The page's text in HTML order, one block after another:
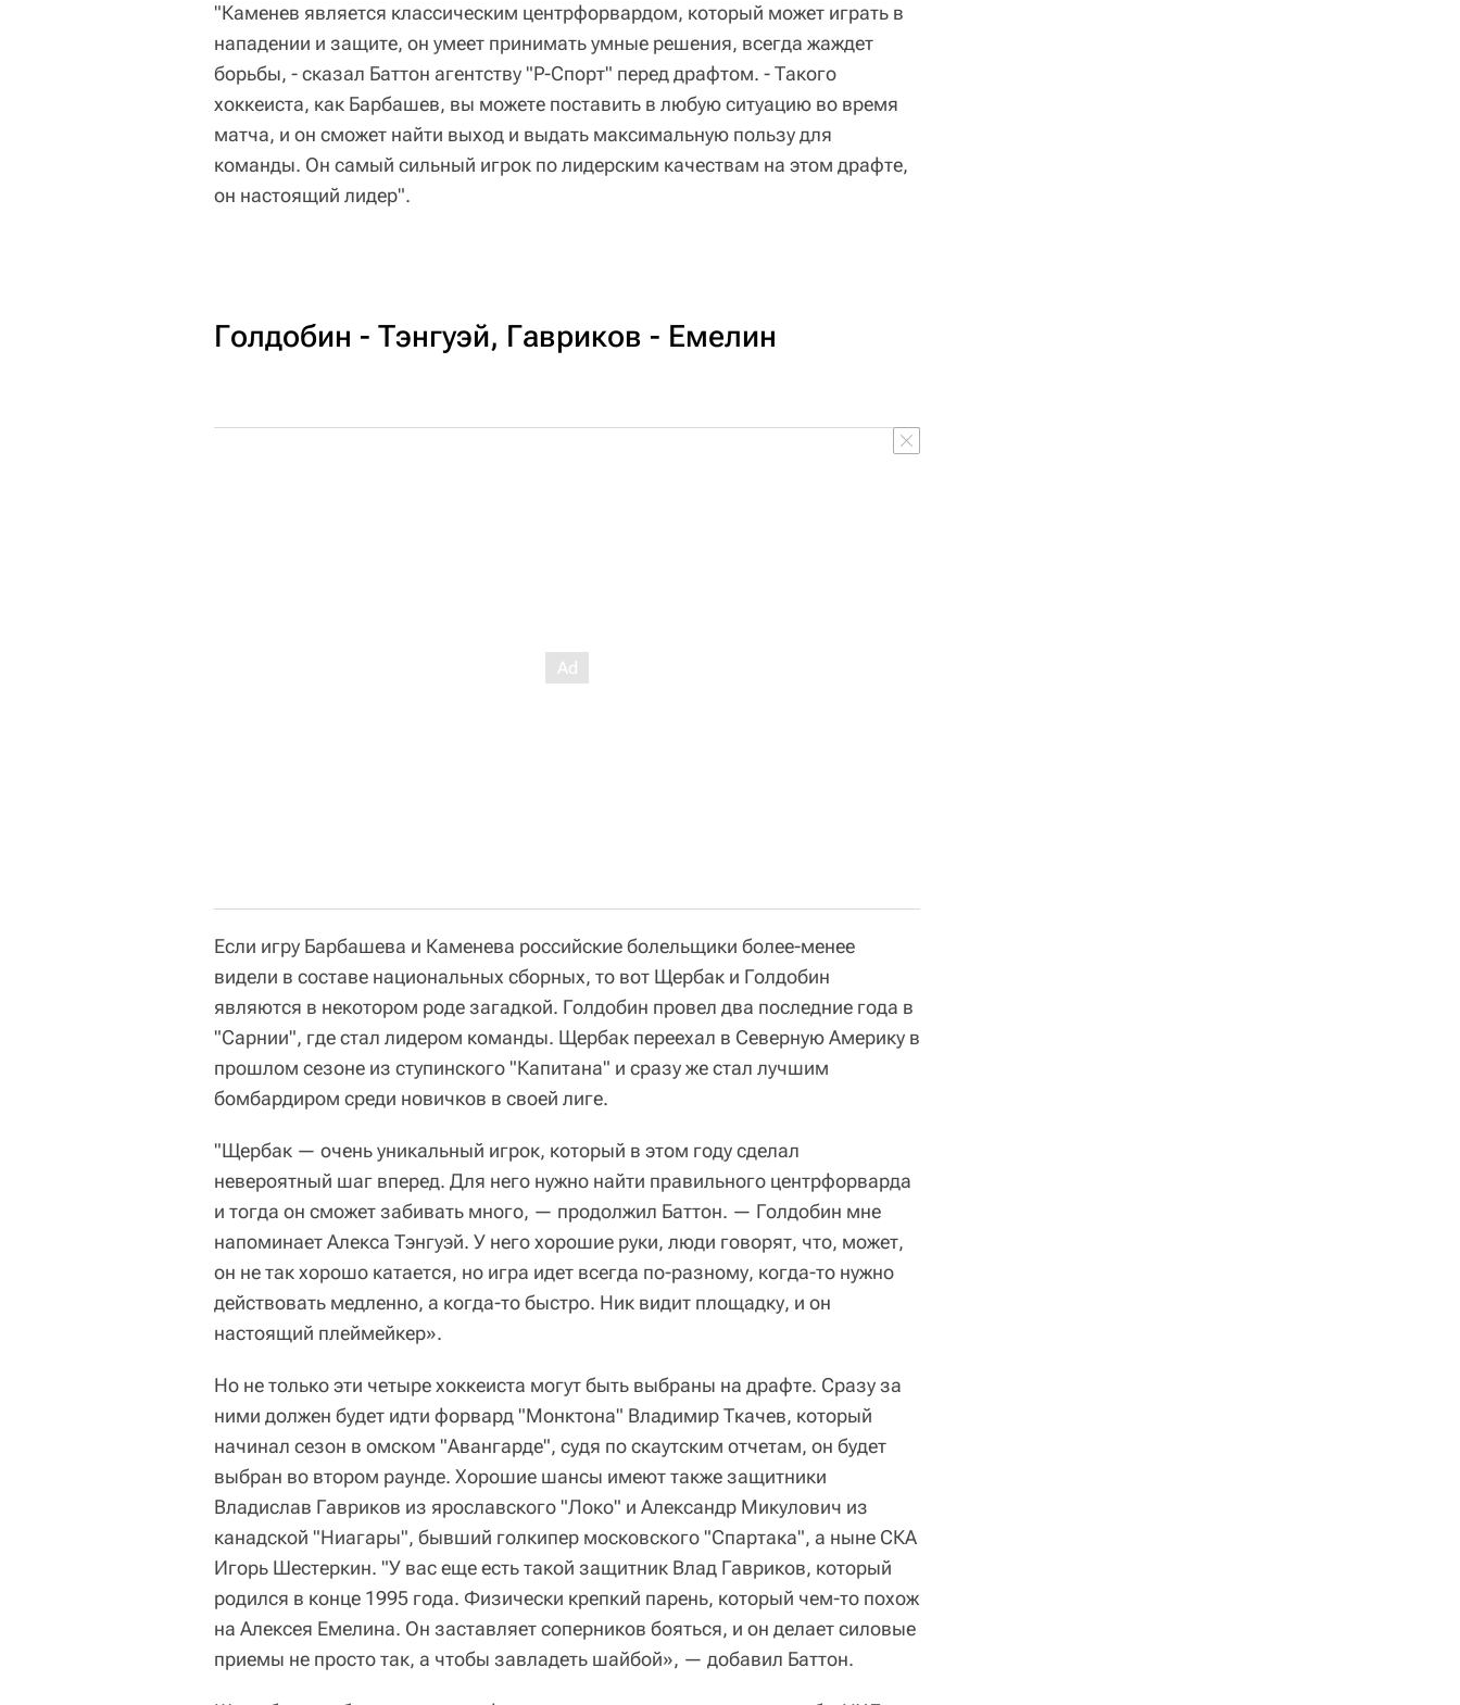
"Каменев является классическим центрфорвардом, который может играть в
нападении и защите, он умеет принимать умные решения, всегда жаждет
борьбы, - сказал Баттон агентству "Р-Спорт" перед драфтом. - Такого
хоккеиста, как Барбашев, вы можете поставить в любую ситуацию во время
матча, и он сможет найти выход и выдать максимальную пользу для
команды. Он самый сильный игрок по лидерским качествам на этом драфте,
он настоящий лидер".
Голдобин - Тэнгуэй, Гавриков - Емелин
Если игру Барбашева и Каменева российские болельщики более-менее
видели в составе национальных сборных, то вот Щербак и Голдобин
являются в некотором роде загадкой. Голдобин провел два последние года в
"Сарнии", где стал лидером команды. Щербак переехал в Северную Америку в
прошлом сезоне из ступинского "Капитана" и сразу же стал лучшим
бомбардиром среди новичков в своей лиге.
"Щербак — очень уникальный игрок, который в этом году сделал
невероятный шаг вперед. Для него нужно найти правильного центрфорварда
и тогда он сможет забивать много, — продолжил Баттон. — Голдобин мне
напоминает Алекса Тэнгуэй. У него хорошие руки, люди говорят, что, может,
он не так хорошо катается, но игра идет всегда по-разному, когда-то нужно
действовать медленно, а когда-то быстро. Ник видит площадку, и он
настоящий плеймейкер».
Но не только эти четыре хоккеиста могут быть выбраны на драфте. Сразу за
ними должен будет идти форвард "Монктона" Владимир Ткачев, который
начинал сезон в омском "Авангарде", судя по скаутским отчетам, он будет
выбран во втором раунде. Хорошие шансы имеют также защитники
Владислав Гавриков из ярославского "Локо" и Александр Микулович из
канадской "Ниагары", бывший голкипер московского "Спартака", а ныне СКА
Игорь Шестеркин. "У вас еще есть такой защитник Влад Гавриков, который
родился в конце 1995 года. Физически крепкий парень, который чем-то похож
на Алексея Емелина. Он заставляет соперников бояться, и он делает силовые
приемы не просто так, а чтобы завладеть шайбой», — добавил Баттон.